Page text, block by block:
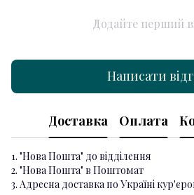
Додайте перший
Написати
Доставка Оплата
1. "Нова Пошта" до відділення
2. "Нова Пошта" в Поштомат
3. Адресна доставка по Україні